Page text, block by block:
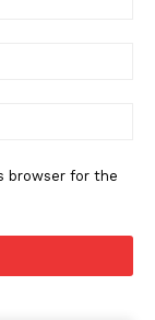
browser for the